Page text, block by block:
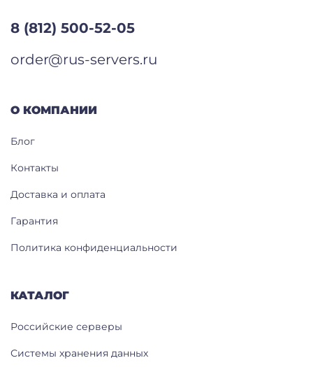
КАТАЛОГ
Российские серверы
Системы хранения данных
О КОМПАНИИ
Блог
Контакты
Доставка и оплата
Гарантия
Политика конфиденциальности
8 (812) 500-52-05
order@rus-servers.ru